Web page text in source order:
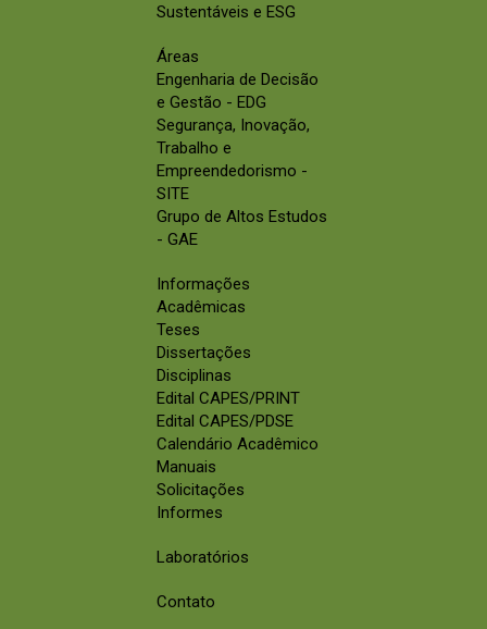
Sustentáveis e ESG
Áreas
Engenharia de Decisão
e Gestão - EDG
Segurança, Inovação,
Trabalho e
Empreendedorismo -
SITE
Grupo de Altos Estudos
- GAE
Informações
Acadêmicas
Teses
Dissertações
Disciplinas
Edital CAPES/PRINT
Edital CAPES/PDSE
Calendário Acadêmico
Manuais
Solicitações
Informes
Laboratórios
Contato